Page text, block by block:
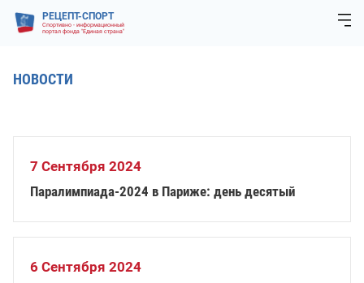
РЕЦЕПТ-СПОРТ
Спортивно - информационный
портал фонда "Единая страна"
НОВОСТИ
7 Сентября 2024
Паралимпиада-2024 в Париже: день десятый
6 Сентября 2024